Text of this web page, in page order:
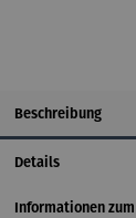
Beschreibung
Details
Informationen